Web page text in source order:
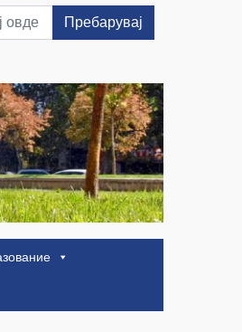
Пребарувај